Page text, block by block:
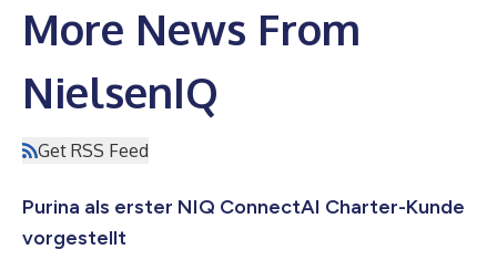
More News From
NielsenIQ
Get RSS Feed
Purina als erster NIQ ConnectAI Charter-Kunde
vorgestellt